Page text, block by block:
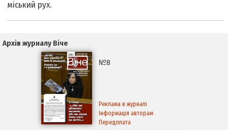
міський рух.
Архів журналу Віче
№8
Реклама в журналі
Інформація авторам
Передплата